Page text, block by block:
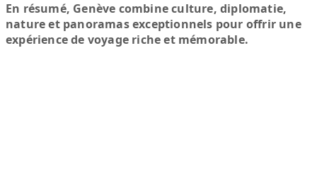
En résumé, Genève combine culture, diplomatie,
nature et panoramas exceptionnels pour offrir une
expérience de voyage riche et mémorable.